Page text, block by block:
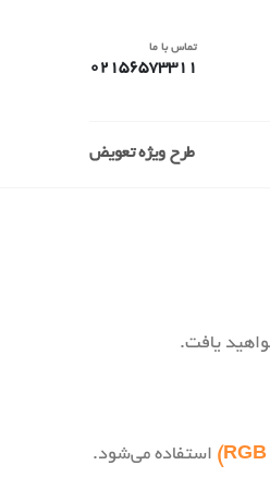
تماس با ما
02156573311
طرح ویژه تعویض
استفاده می‌شود.